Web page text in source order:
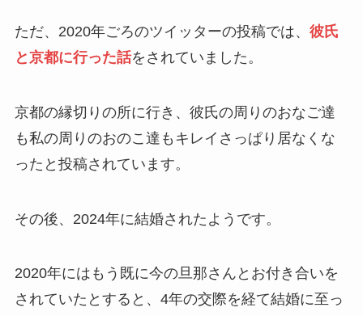
ただ、2020年ごろのツイッターの投稿では、 彼氏
と京都に行った話をされていました。
京都の縁切りの所に行き、彼氏の周りのおなご達
も私の周りのおのこ達もキレイさっぱり居なくな
ったと投稿されています。
その後、2024年に結婚されたようです。
2020年にはもう既に今の旦那さんとお付き合いを
されていたとすると、4年の交際を経て結婚に至っ